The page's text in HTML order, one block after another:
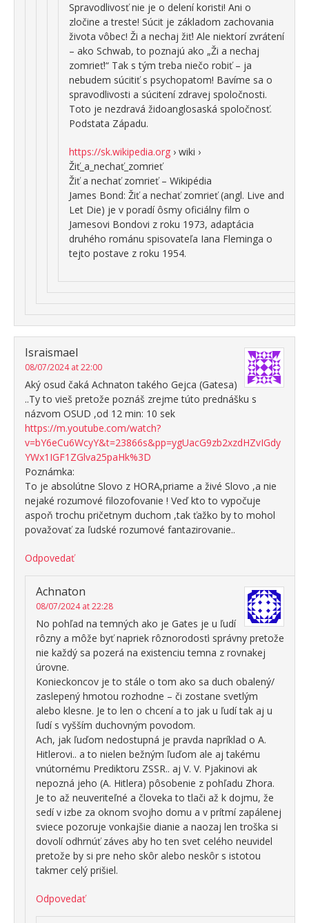
Spravodlivosť nie je o delení koristi! Ani o
zločine a treste! Súcit je základom zachovania
života vôbec! Ži a nechaj žiť! Ale niektorí zvrátení
– ako Schwab, to poznajú ako „Ži a nechaj
zomrieť!“ Tak s tým treba niečo robiť – ja
nebudem súcitiť s psychopatom! Bavíme sa o
spravodlivosti a súcitení zdravej spoločnosti.
Toto je nezdravá židoanglosaská spoločnosť.
Podstata Západu.
https://sk.wikipedia.org › wiki ›
Žiť_a_nechať_zomrieť
Žiť a nechať zomrieť – Wikipédia
James Bond: Žiť a nechať zomrieť (angl. Live and
Let Die) je v poradí ôsmy oficiálny film o
Jamesovi Bondovi z roku 1973, adaptácia
druhého románu spisovateľa Iana Fleminga o
tejto postave z roku 1954.
Israismael
08/07/2024 at 22:00
Aký osud čaká Achnaton takého Gejca (Gatesa)
..Ty to vieš pretože poznáš zrejme túto prednášku s
názvom OSUD ,od 12 min: 10 sek
https://m.youtube.com/watch?
v=bY6eCu6WcyY&t=23866s&pp=ygUacG9zb2xzdHZvIGdy
YWx1IGF1ZGlva25paHk%3D
Poznámka:
To je absolútne Slovo z HORA,priame a živé Slovo ,a nie
nejaké rozumové filozofovanie ! Veď kto to vypočuje
aspoň trochu pričetnym duchom ,tak ťažko by to mohol
považovať za ľudské rozumové fantazirovanie..
Odpovedať
Achnaton
08/07/2024 at 22:28
No pohľad na temných ako je Gates je u ľudí
rôzny a môže byť napriek rôznorodosťi správny pretože
nie každý sa pozerá na existenciu temna z rovnakej
úrovne.
Konieckoncov je to stále o tom ako sa duch obalený/
zaslepený hmotou rozhodne – či zostane svetlým
alebo klesne. Je to len o chcení a to jak u ľudí tak aj u
ľudí s vyšším duchovným povodom.
Ach, jak ľuďom nedostupná je pravda napríklad o A.
Hitlerovi.. a to nielen bežným ľuďom ale aj takému
vnútornému Prediktoru ZSSR.. aj V. V. Pjakinovi ak
nepozná jeho (A. Hitlera) pôsobenie z pohľadu Zhora.
Je to až neuveriteľné a človeka to tlači až k dojmu, že
sedí v izbe za oknom svojho domu a v prítmí zapálenej
sviece pozoruje vonkajšie dianie a naozaj len troška si
dovolí odhrnúť záves aby ho ten svet celého neuvidel
pretože by si pre neho skôr alebo neskôr s istotou
takmer celý prišiel.
Odpovedať